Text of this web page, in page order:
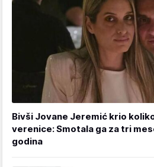
Bivši Jovane Jeremić krio
verenice: Smotala ga za tri
godina